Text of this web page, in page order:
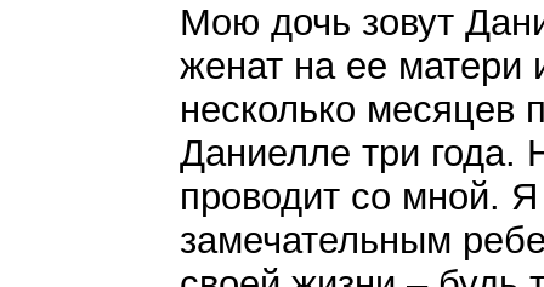
Мою дочь зовут
женат на ее матери
несколько месяцев
Даниелле три года.
проводит со мной.
замечательным